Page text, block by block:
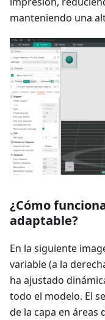
manteniendo una
¿Cómo
adaptable?
En la siguiente
variable (a la
ha ajustado
todo el modelo. El
de la capa en áreas